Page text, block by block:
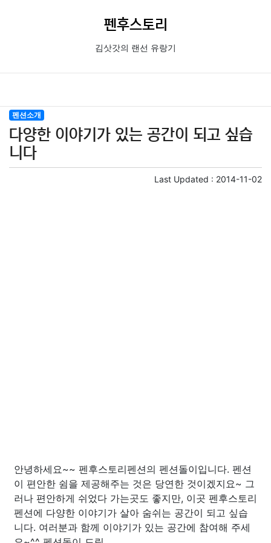
펜후스토리
김삿갓의 랜선 유랑기
펜션소개
다양한 이야기가 있는 공간이 되고 싶습
니다
Last Updated : 2014-11-02
안녕하세요~~ 펜후스토리펜션의 펜션돌이입니다. 펜션
이 편안한 쉼을 제공해주는 것은 당연한 것이겠지요~ 그
러나 편안하게 쉬었다 가는곳도 좋지만, 이곳 펜후스토리
펜션에 다양한 이야기가 살아 숨쉬는 공간이 되고 싶습
니다. 여러분과 함께 이야기가 있는 공간에 참여해 주세